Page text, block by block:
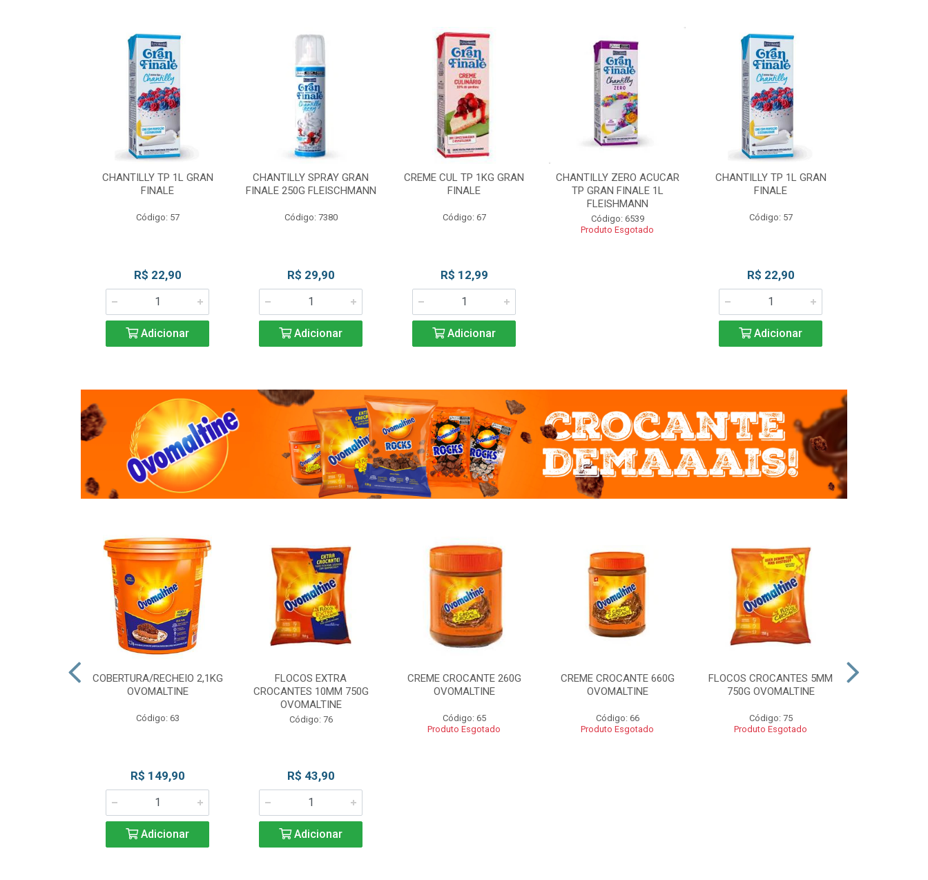
CHANTILLY TP 1L GRAN
FINALE
Código: 57
R$ 22,90
Adicionar
CHANTILLY SPRAY GRAN
FINALE 250G FLEISCHMANN
Código: 7380
R$ 29,90
Adicionar
CREME CUL TP 1KG GRAN
FINALE
Código: 67
R$ 12,99
Adicionar
CHANTILLY ZERO ACUCAR
TP GRAN FINALE 1L
FLEISHMANN
Código: 6539
Produto Esgotado
CHANTILLY TP 1L GRAN
FINALE
Código: 57
R$ 22,90
Adicionar
COBERTURA/RECHEIO 2,1KG
OVOMALTINE
Código: 63
R$ 149,90
Adicionar
FLOCOS EXTRA
CROCANTES 10MM 750G
OVOMALTINE
Código: 76
R$ 43,90
Adicionar
CREME CROCANTE 260G
OVOMALTINE
Código: 65
Produto Esgotado
CREME CROCANTE 660G
OVOMALTINE
Código: 66
Produto Esgotado
FLOCOS CROCANTES 5MM
750G OVOMALTINE
Código: 75
Produto Esgotado